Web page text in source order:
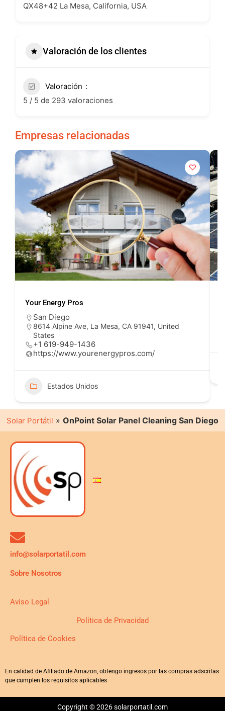
QX48+42 La Mesa, California, USA
Valoración de los clientes
Valoración
5 / 5 de 293 valoraciones
Empresas relacionadas
Your Energy Pros
San Diego
8614 Alpine Ave, La Mesa, CA 91941, United
States
+1 619-949-1436
https://www.yourenergypros.com/
Estados Unidos
Solar Portátil » OnPoint Solar Panel Cleaning San Diego
info@solarportatil.com
Sobre Nosotros
Aviso Legal
Política de Privacidad
Política de Cookies
En calidad de Afiliado de Amazon, obtengo ingresos por las compras adscritas
que cumplen los requisitos aplicables
Copyright © 2026 solarportatil.com